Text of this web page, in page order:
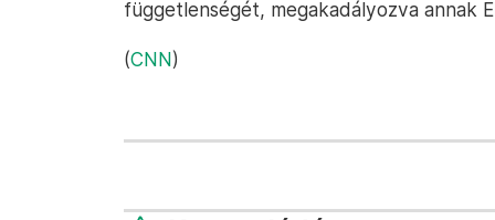
függetlenségét, megakadályozva annak
(CNN)